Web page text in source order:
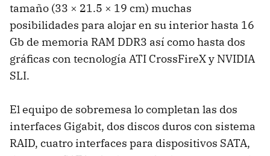
tamaño (33 × 21.5 × 19 cm) muchas
posibilidades para alojar en su interior hasta 16
Gb de memoria RAM DDR3 así como hasta dos
gráficas con tecnología ATI CrossFireX y NVIDIA
SLI.
El equipo de sobremesa lo completan las dos
interfaces Gigabit, dos discos duros con sistema
RAID, cuatro interfaces para dispositivos SATA,